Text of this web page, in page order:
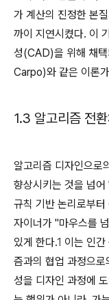
가 계산의 진정한 본
까이 지연시켰다. 이
성(CAD)을 위해 채
Carpo)와 같은 이론
1.3 알고리즘 전
알고리즘 디자인으로
향상시키는 것을 넘
규칙 기반 논리로부터
자이너가 "마우스를
있게 한다.1 이는 인간
즘과의 협업 과정으
성을 디자인 과정에